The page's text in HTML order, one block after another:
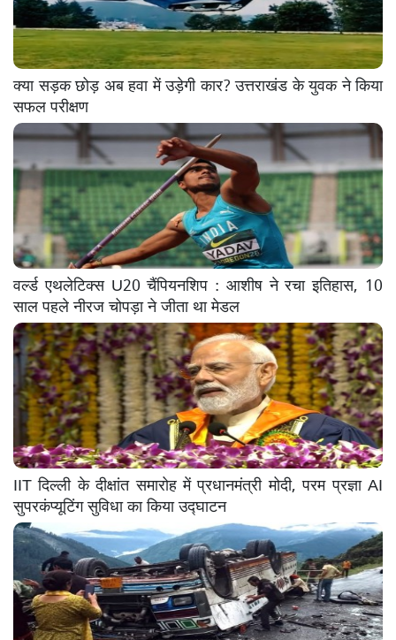
क्या सड़क छोड़ अब हवा में उड़ेगी कार? उत्तराखंड के युवक ने किया
सफल परीक्षण
वर्ल्ड एथलेटिक्स U20 चैंपियनशिप : आशीष ने रचा इतिहास, 10
साल पहले नीरज चोपड़ा ने जीता था मेडल
IIT दिल्ली के दीक्षांत समारोह में प्रधानमंत्री मोदी, परम प्रज्ञा AI
सुपरकंप्यूटिंग सुविधा का किया उद्घाटन